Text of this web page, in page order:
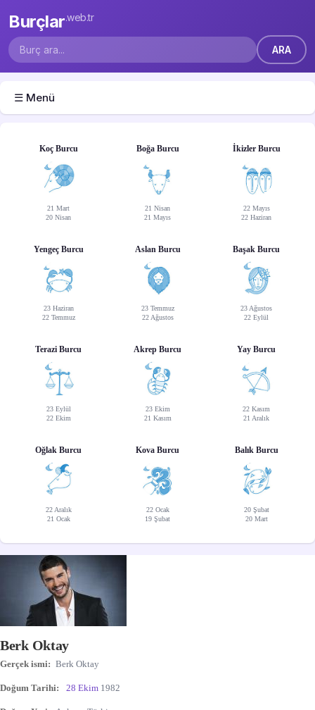
Burçlar.web.tr
☰ Menü
Koç Burcu
21 Mart
20 Nisan
Boğa Burcu
21 Nisan
21 Mayıs
İkizler Burcu
22 Mayıs
22 Haziran
Yengeç Burcu
23 Haziran
22 Temmuz
Aslan Burcu
23 Temmuz
22 Ağustos
Başak Burcu
23 Ağustos
22 Eylül
Terazi Burcu
23 Eylül
22 Ekim
Akrep Burcu
23 Ekim
21 Kasım
Yay Burcu
22 Kasım
21 Aralık
Oğlak Burcu
22 Aralık
21 Ocak
Kova Burcu
22 Ocak
19 Şubat
Balık Burcu
20 Şubat
20 Mart
Berk Oktay
Gerçek ismi: Berk Oktay
Doğum Tarihi: 28 Ekim1982